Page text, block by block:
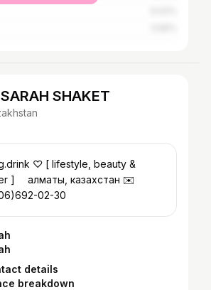
SHAKET
♡ [ lifestyle, beauty &
] ⠀ алматы, казахстан ✉️
02-30
details
breakdown